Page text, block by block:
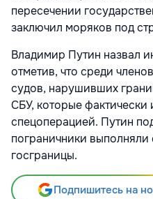
пересечении
заключил моряков под
Владимир Путин назвал
отметив, что среди
судов, нарушивших
СБУ, которые фактически
спецоперацией. Путин
пограничники
госграницы.
Подпишитесь на